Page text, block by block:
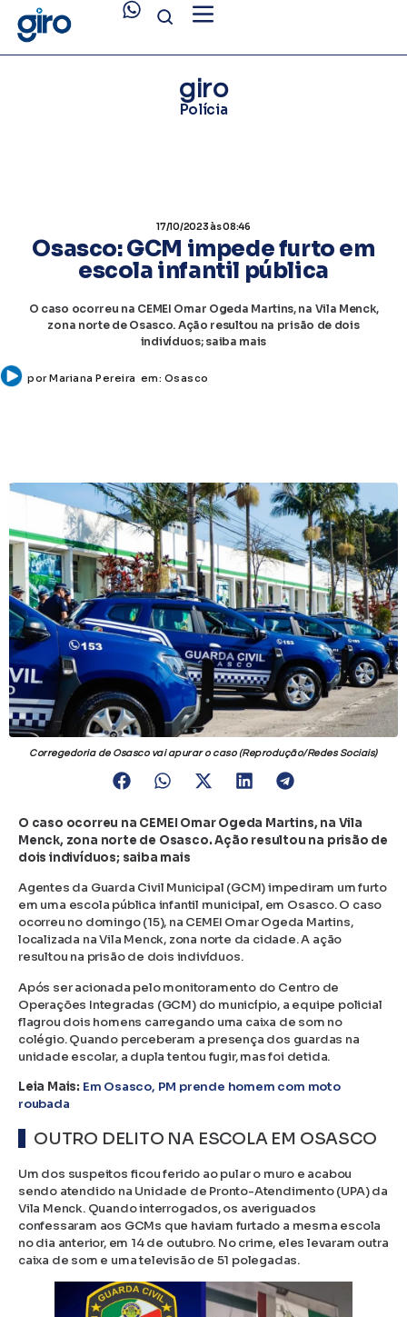
giro
Polícia
17/10/2023às 08:46
Osasco: GCM impede furto em
escola infantil pública
O caso ocorreu na CEMEI Omar Ogeda Martins, na Vila Menck,
zona norte de Osasco. Ação resultou na prisão de dois
indivíduos; saiba mais
porMariana Pereira em: Osasco
Corregedoria de Osasco vai apurar o caso (Reprodução/Redes Sociais)
O caso ocorreu na CEMEI Omar Ogeda Martins, na Vila
Menck, zona norte de Osasco. Ação resultou na prisão de
dois indivíduos; saiba mais
Agentes da Guarda Civil Municipal (GCM) impediram um furto
em uma escola pública infantil municipal, em Osasco. O caso
ocorreu no domingo (15), na CEMEI Omar Ogeda Martins,
localizada na Vila Menck, zona norte da cidade. A ação
resultou na prisão de dois indivíduos.
Após ser acionada pelo monitoramento do Centro de
Operações Integradas (GCM) do município, a equipe policial
flagrou dois homens carregando uma caixa de som no
colégio. Quando perceberam a presença dos guardas na
unidade escolar, a dupla tentou fugir, mas foi detida.
Leia Mais: Em Osasco, PM prende homem com moto
roubada
OUTRO DELITO NA ESCOLA EM OSASCO
Um dos suspeitos ficou ferido ao pular o muro e acabou
sendo atendido na Unidade de Pronto-Atendimento (UPA) da
Vila Menck. Quando interrogados, os averiguados
confessaram aos GCMs que haviam furtado a mesma escola
no dia anterior, em 14 de outubro. No crime, eles levaram outra
caixa de som e uma televisão de 51 polegadas.